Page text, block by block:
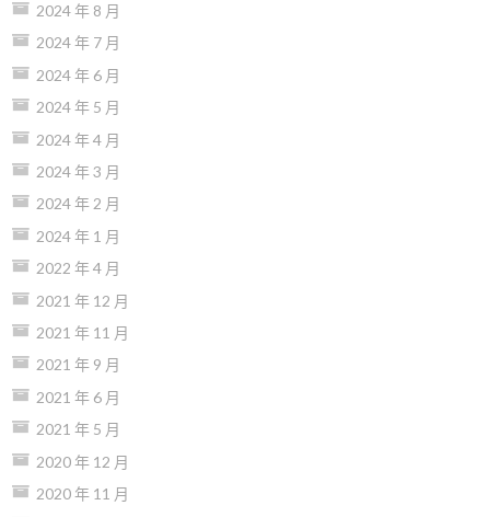
2024 年 8 月
2024 年 7 月
2024 年 6 月
2024 年 5 月
2024 年 4 月
2024 年 3 月
2024 年 2 月
2024 年 1 月
2022 年 4 月
2021 年 12 月
2021 年 11 月
2021 年 9 月
2021 年 6 月
2021 年 5 月
2020 年 12 月
2020 年 11 月